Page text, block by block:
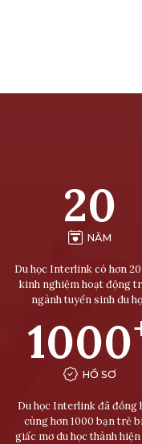
20
NĂM
Du học Interlink có hơn
kinh nghiệm hoạt động
ngành tuyển sinh du
1000
HỒ SƠ
Du học Interlink đã đồng
cùng hơn 1000 bạn trẻ
giấc mơ du học thành